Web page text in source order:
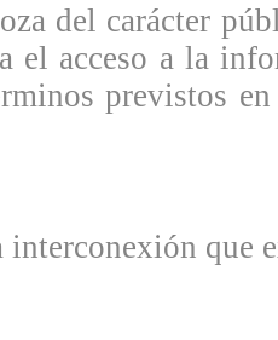
del carácter
acceso a la
previstos
que